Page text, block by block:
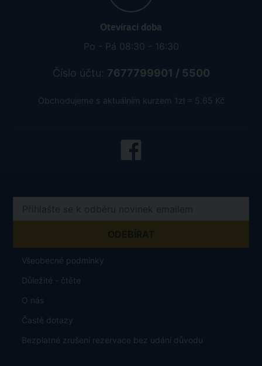
Otevírací doba
Po - Pá 08:30 - 16:30
Číslo účtu: 7677799901 / 5500
Obchodujeme s aktuálním kurzem 1zł = 5.65 Kč
Všeobecné podmínky
Důležité - čtěte
O nás
Časté dotazy
Bezplatné zrušení rezervace bez udání důvodu